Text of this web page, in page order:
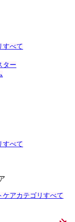
すべて
ター
すべて
ケアカテゴリすべて